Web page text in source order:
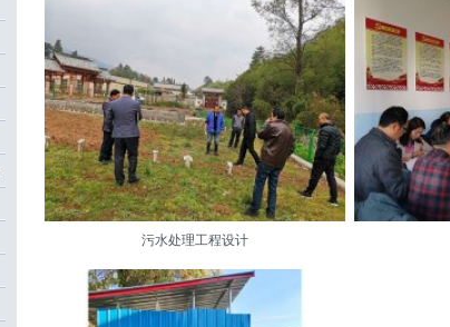
污水处理工程设计